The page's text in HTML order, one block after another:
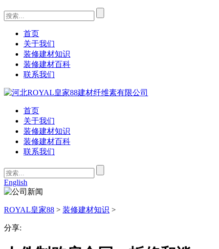
首页
关于我们
装修建材知识
装修建材百科
联系我们
首页
关于我们
装修建材知识
装修建材百科
联系我们
English
ROYAL皇家88 > 装修建材知识 >
分享: